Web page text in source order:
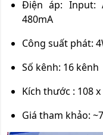
Điện áp: Input:
480mA
Công suất phát:
Số kênh: 16 kênh
Kích thước : 108
Giá tham khảo: